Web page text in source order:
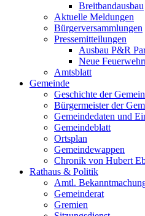
Breitbandausbau
Aktuelle Meldungen
Bürgerversammlungen
Pressemitteilungen
Ausbau P&R
Neue
Amtsblatt
Gemeinde
Geschichte der
Bürgermeister der
Gemeindedaten und
Gemeindeblatt
Ortsplan
Gemeindewappen
Chronik von Hubert
Rathaus & Politik
Amtl.
Gemeinderat
Gremien